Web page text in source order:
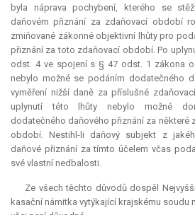
byla náprava pochybení, kterého se
daňovém přiznání za zdaňovací období
zmiňované zákonné objektivní lhůty pro
přiznání za toto zdaňovací období. Po
odst. 4 ve spojení s § 47 odst. 1 zákona
nebylo možné se podáním dodatečného
vyměření nižší daně za příslušné
uplynutí této lhůty nebylo možné
dodatečného daňového přiznání za některé
období. Nestihl-li daňový subjekt z
daňové přiznání za tímto účelem včas
své vlastní nedbalosti.
Ze všech těchto důvodů dospěl
kasační námitka vytýkající krajskému soudu